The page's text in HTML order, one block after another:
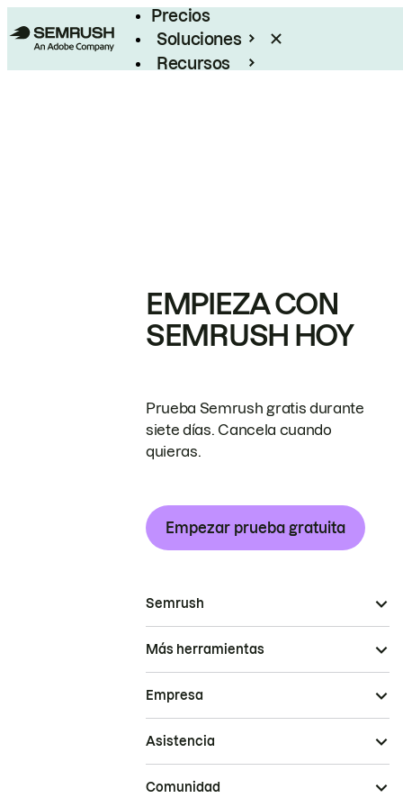
Precios
Soluciones
Recursos
EMPIEZA CON
SEMRUSH HOY
Prueba Semrush gratis durante
siete días. Cancela cuando
quieras.
Empezar prueba gratuita
Semrush
Más herramientas
Empresa
Asistencia
Comunidad